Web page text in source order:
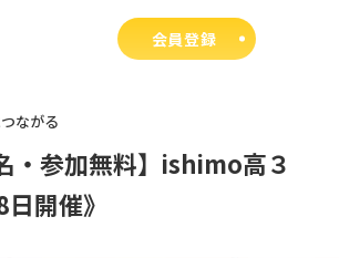
会員登録
ながる
・参加無料】ishimo高３
開催》